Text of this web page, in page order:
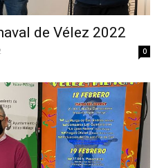
de Vélez 2022
0